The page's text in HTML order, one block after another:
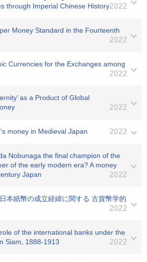
through Imperial Chinese History2022
Money Standard in the Fourteenth
2022
Currencies for the Exchanges among
2022
as a Product of Global
2022
money in Medieval Japan 2022
Nobunaga the final champion of the
of the early modern era? A money
Japan
2022
本紙幣の成立経緯に関する 古貨幣学的
2022
of the international banks under the
Siam, 1888-1913
2022